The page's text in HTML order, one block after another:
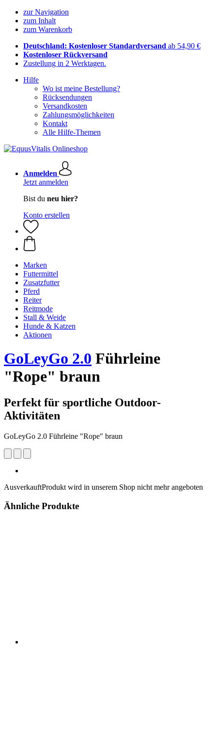
zur Navigation
zum Inhalt
zum Warenkorb
Deutschland: Kostenloser Standardversand ab 54,90 €
Kostenloser Rückversand
Zustellung in 2 Werktagen.
Hilfe
Wo ist meine Bestellung?
Rücksendungen
Versandkosten
Zahlungsmöglichkeiten
Kontakt
Alle Hilfe-Themen
Anmelden
Jetzt anmelden
Bist du neu hier?
Konto erstellen
Marken
Futtermittel
Zusatzfutter
Pferd
Reiter
Reitmode
Stall & Weide
Hunde & Katzen
Aktionen
GoLeyGo 2.0 Führleine
"Rope" braun
Perfekt für sportliche Outdoor-
Aktivitäten
GoLeyGo 2.0 Führleine "Rope" braun
AusverkauftProdukt wird in unserem Shop nicht mehr angeboten
Ähnliche Produkte